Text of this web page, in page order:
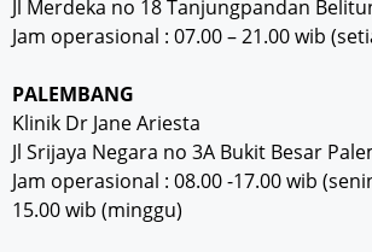
Jl Merdeka no 18 Tanjungpandan
Jam operasional : 07.00 – 21.00 wib
PALEMBANG
Klinik Dr Jane Ariesta
Jl Srijaya Negara no 3A Bukit Besar
Jam operasional : 08.00 -17.00 wib
15.00 wib (minggu)